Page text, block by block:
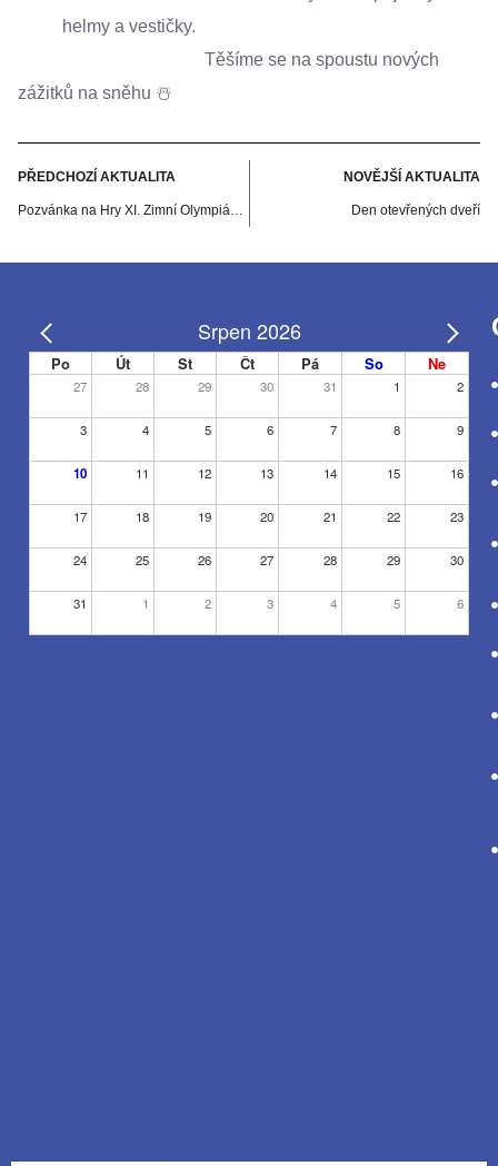
helmy a vestičky.
Těšíme se na spoustu nových
zážitků na sněhu ☃
PŘEDCHOZÍ AKTUALITA
Pozvánka na Hry XI. Zimní Olympiády dětí a mládeže ČR 2025
NOVĚJŠÍ AKTUALITA
Den otevřených dveří
Srpen 2026
Po Út St Čt Pá So Ne
27 28 29 30 31 1 2
3 4 5 6 7 8 9
10 11 12 13 14 15 16
17 18 19 20 21 22 23
24 25 26 27 28 29 30
31 1 2 3 4 5 6